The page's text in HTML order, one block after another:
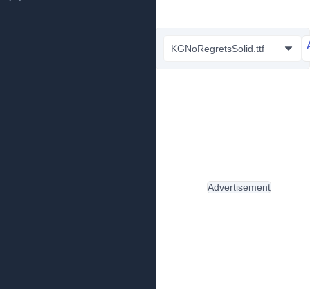
KGNoRegretsSolid.ttf
Advertisement